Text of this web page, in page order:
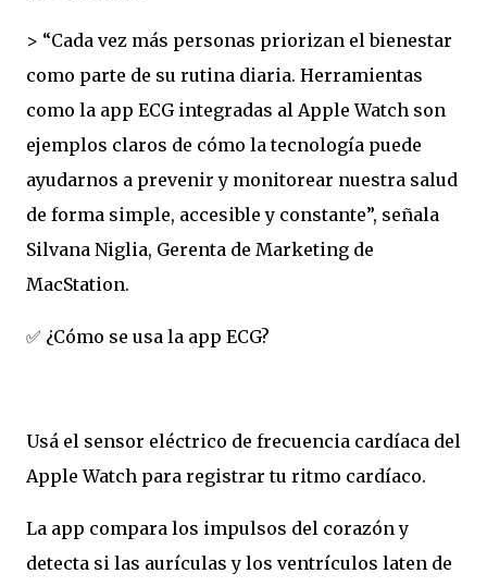
> “Cada vez más personas priorizan el bienestar
como parte de su rutina diaria. Herramientas
como la app ECG integradas al Apple Watch son
ejemplos claros de cómo la tecnología puede
ayudarnos a prevenir y monitorear nuestra salud
de forma simple, accesible y constante”, señala
Silvana Niglia, Gerenta de Marketing de
MacStation.
✅ ¿Cómo se usa la app ECG?
Usá el sensor eléctrico de frecuencia cardíaca del
Apple Watch para registrar tu ritmo cardíaco.
La app compara los impulsos del corazón y
detecta si las aurículas y los ventrículos laten de